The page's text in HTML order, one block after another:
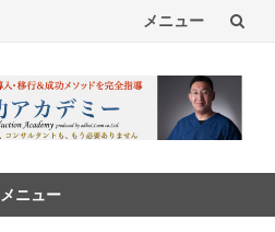
メニュー
メニュー